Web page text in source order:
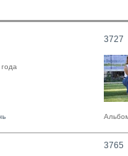
3727
3765